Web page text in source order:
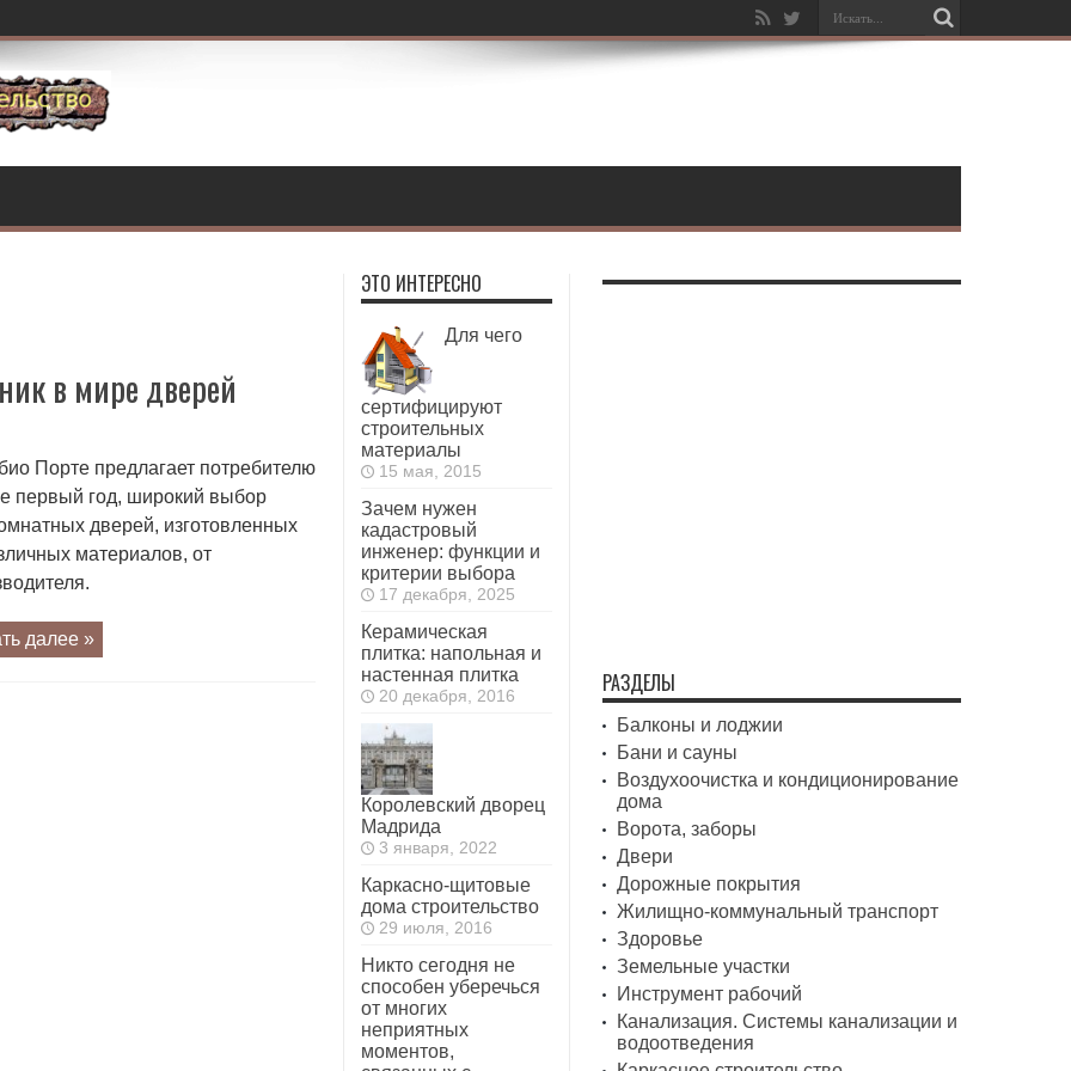
в мире дверей
Порте предлагает потребителю
первый год, широкий выбор
дверей, изготовленных
материалов, от
далее »
ЭТО ИНТЕРЕСНО
Для чего
сертифицируют
строительных
материалы
15 мая, 2015
Зачем нужен
кадастровый
инженер: функции и
критерии выбора
17 декабря, 2025
Керамическая
плитка: напольная и
настенная плитка
20 декабря, 2016
Королевский дворец
Мадрида
3 января, 2022
Каркасно-щитовые
дома строительство
29 июля, 2016
Никто сегодня не
способен уберечься
от многих
неприятных
моментов,
РАЗДЕЛЫ
Балконы и лоджии
Бани и сауны
Воздухоочистка и кондиционирование
дома
Ворота, заборы
Двери
Дорожные покрытия
Жилищно-коммунальный транспорт
Здоровье
Земельные участки
Инструмент рабочий
Канализация. Системы канализации и
водоотведения